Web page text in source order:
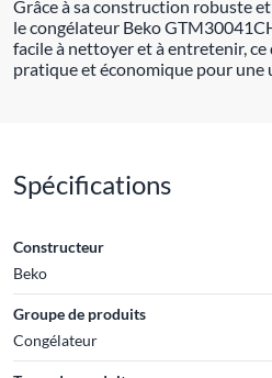
Grâce à sa construction robuste
le congélateur Beko
facile à nettoyer et à entretenir,
pratique et économique pour
Spécifications
Constructeur
Beko
Groupe de produits
Congélateur